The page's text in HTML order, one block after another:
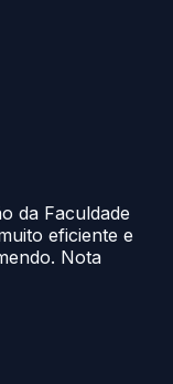
da Faculdade
eficiente e
Nota